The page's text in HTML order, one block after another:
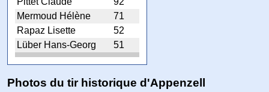
Mermoud Hélène
71
Rapaz Lisette
52
Lüber Hans-Georg
51
Photos du tir historique d'Appenzell